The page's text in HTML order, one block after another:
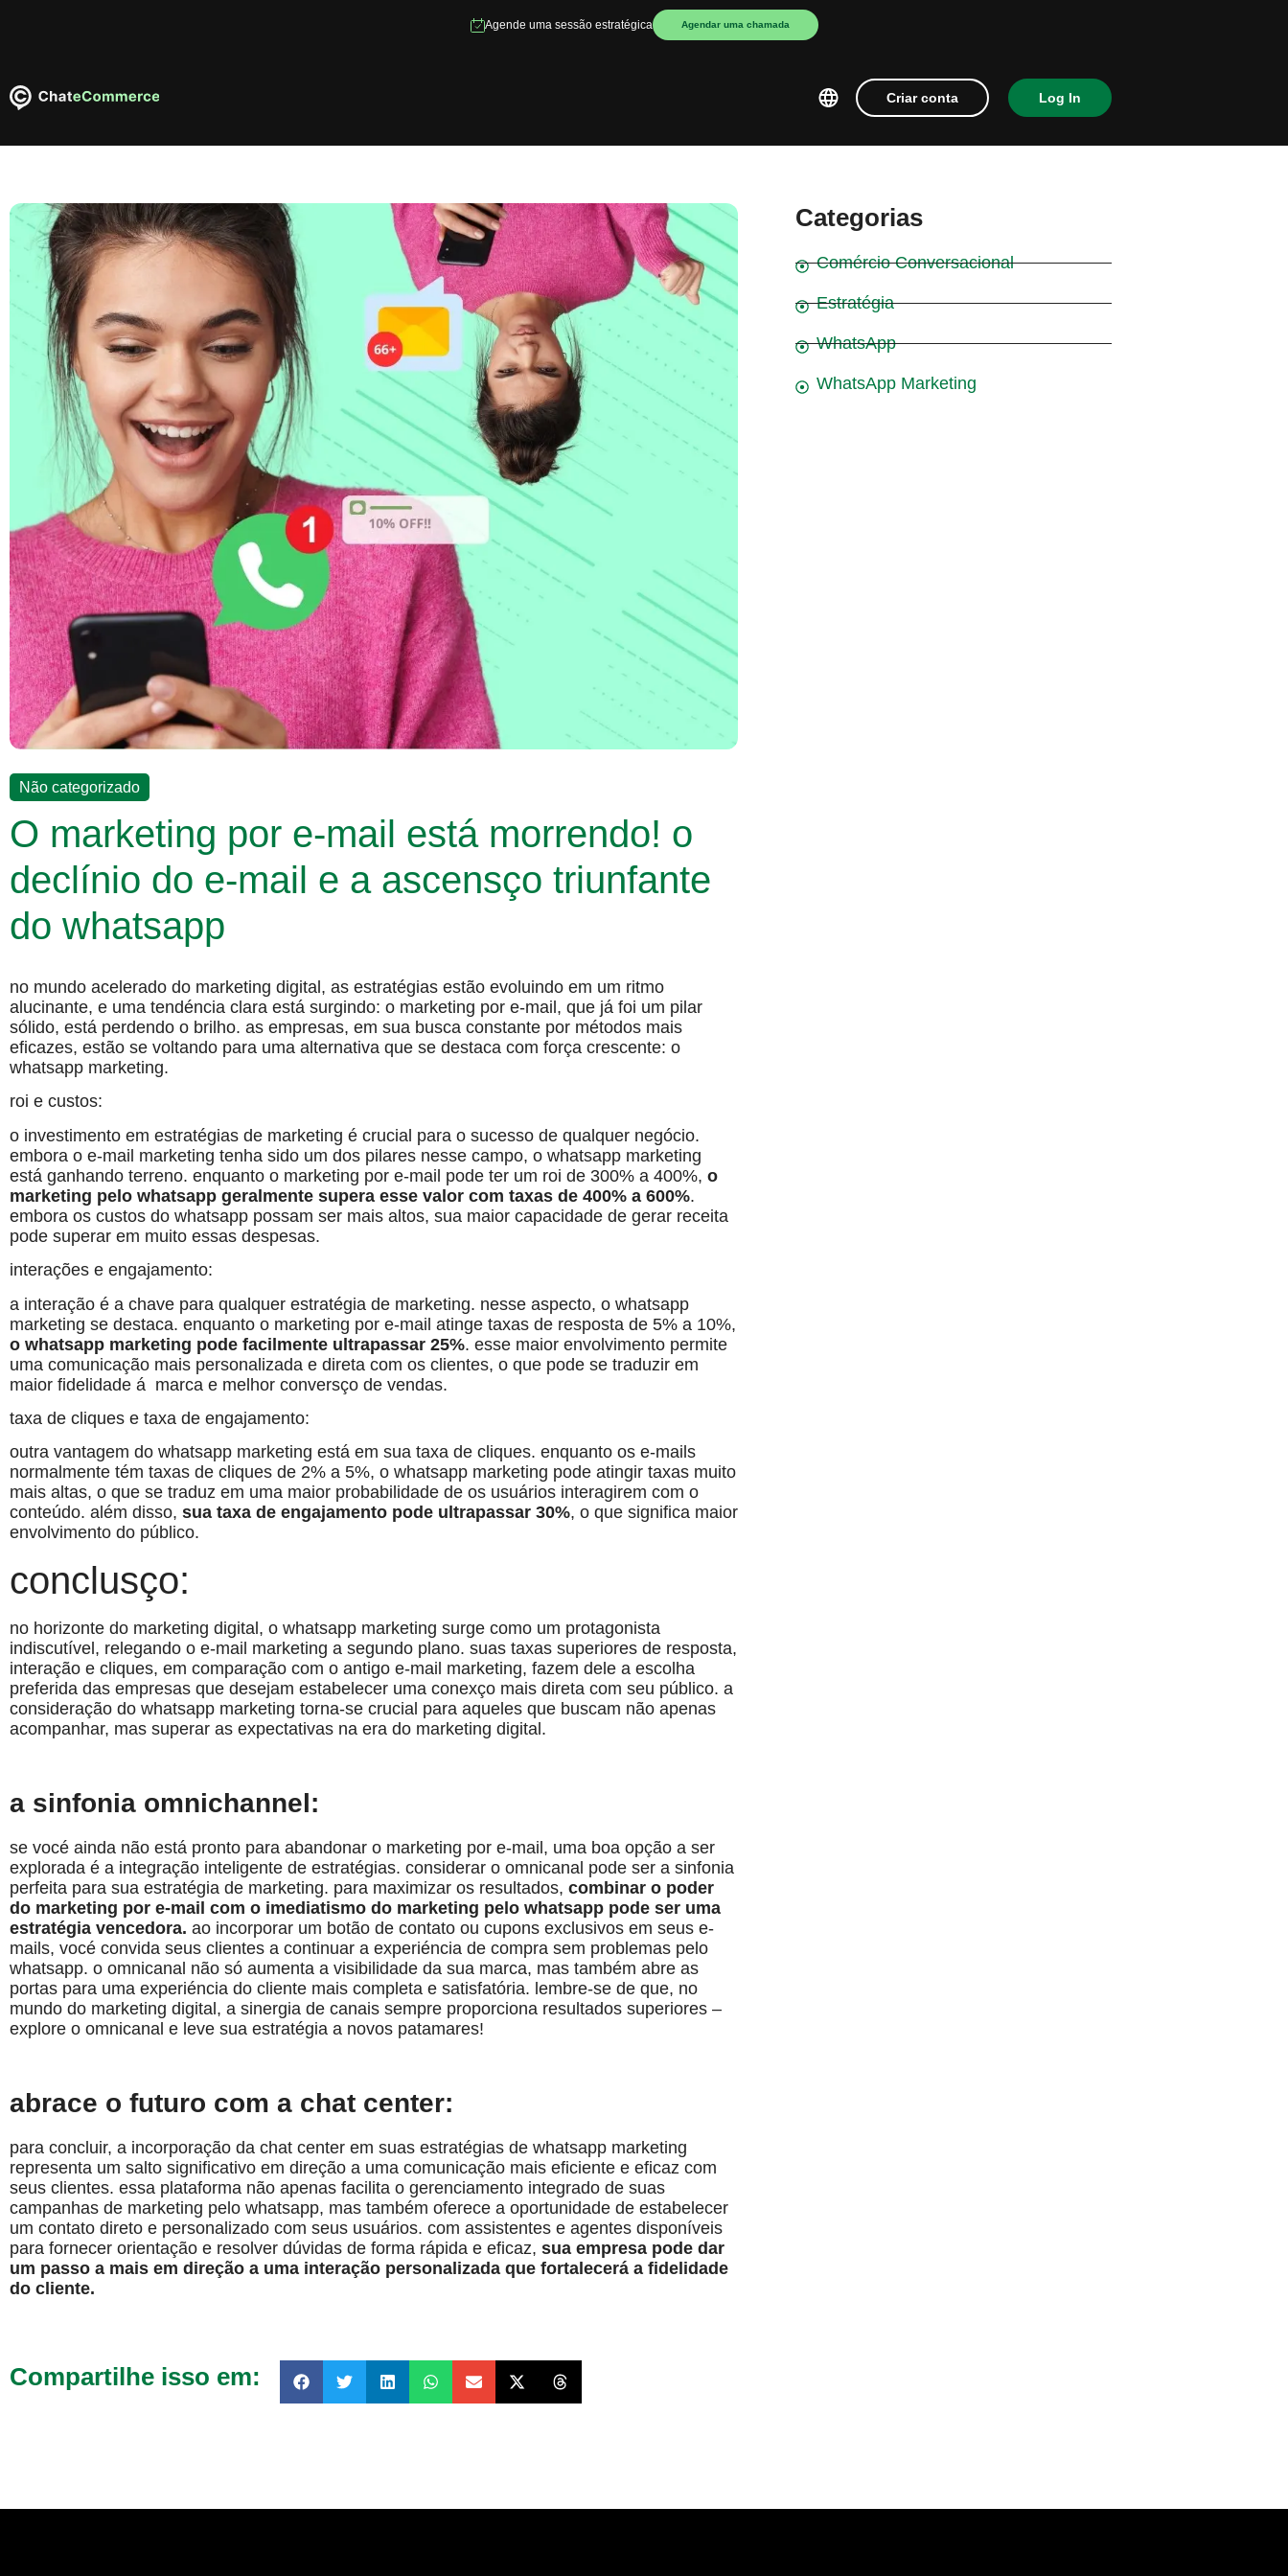
Agende uma sessão estratégica Agendar uma chamada
Criar conta Log In
Não categorizado
O marketing por e-mail está morrendo! o
declínio do e-mail e a ascensço triunfante
do whatsapp
no mundo acelerado do marketing digital, as estratégias estão evoluindo em um ritmo
alucinante, e uma tendéncia clara está surgindo: o marketing por e-mail, que já foi um pilar
sólido, está perdendo o brilho. as empresas, em sua busca constante por métodos mais
eficazes, estão se voltando para uma alternativa que se destaca com força crescente: o
whatsapp marketing.
roi e custos:
o investimento em estratégias de marketing é crucial para o sucesso de qualquer negócio.
embora o e-mail marketing tenha sido um dos pilares nesse campo, o whatsapp marketing
está ganhando terreno. enquanto o marketing por e-mail pode ter um roi de 300% a 400%, o
marketing pelo whatsapp geralmente supera esse valor com taxas de 400% a 600%.
embora os custos do whatsapp possam ser mais altos, sua maior capacidade de gerar receita
pode superar em muito essas despesas.
interações e engajamento:
a interação é a chave para qualquer estratégia de marketing. nesse aspecto, o whatsapp
marketing se destaca. enquanto o marketing por e-mail atinge taxas de resposta de 5% a 10%,
o whatsapp marketing pode facilmente ultrapassar 25%. esse maior envolvimento permite
uma comunicação mais personalizada e direta com os clientes, o que pode se traduzir em
maior fidelidade á marca e melhor conversço de vendas.
taxa de cliques e taxa de engajamento:
outra vantagem do whatsapp marketing está em sua taxa de cliques. enquanto os e-mails
normalmente tém taxas de cliques de 2% a 5%, o whatsapp marketing pode atingir taxas muito
mais altas, o que se traduz em uma maior probabilidade de os usuários interagirem com o
conteúdo. além disso, sua taxa de engajamento pode ultrapassar 30%, o que significa maior
envolvimento do público.
conclusço:
no horizonte do marketing digital, o whatsapp marketing surge como um protagonista
indiscutível, relegando o e-mail marketing a segundo plano. suas taxas superiores de resposta,
interação e cliques, em comparação com o antigo e-mail marketing, fazem dele a escolha
preferida das empresas que desejam estabelecer uma conexço mais direta com seu público. a
consideração do whatsapp marketing torna-se crucial para aqueles que buscam não apenas
acompanhar, mas superar as expectativas na era do marketing digital.
a sinfonia omnichannel:
se vocé ainda não está pronto para abandonar o marketing por e-mail, uma boa opção a ser
explorada é a integração inteligente de estratégias. considerar o omnicanal pode ser a sinfonia
perfeita para sua estratégia de marketing. para maximizar os resultados, combinar o poder
do marketing por e-mail com o imediatismo do marketing pelo whatsapp pode ser uma
estratégia vencedora. ao incorporar um botão de contato ou cupons exclusivos em seus e-
mails, vocé convida seus clientes a continuar a experiéncia de compra sem problemas pelo
whatsapp. o omnicanal não só aumenta a visibilidade da sua marca, mas também abre as
portas para uma experiéncia do cliente mais completa e satisfatória. lembre-se de que, no
mundo do marketing digital, a sinergia de canais sempre proporciona resultados superiores –
explore o omnicanal e leve sua estratégia a novos patamares!
abrace o futuro com a chat center:
para concluir, a incorporação da chat center em suas estratégias de whatsapp marketing
representa um salto significativo em direção a uma comunicação mais eficiente e eficaz com
seus clientes. essa plataforma não apenas facilita o gerenciamento integrado de suas
campanhas de marketing pelo whatsapp, mas também oferece a oportunidade de estabelecer
um contato direto e personalizado com seus usuários. com assistentes e agentes disponíveis
para fornecer orientação e resolver dúvidas de forma rápida e eficaz, sua empresa pode dar
um passo a mais em direção a uma interação personalizada que fortalecerá a fidelidade
do cliente.
Compartilhe isso em:
Categorias
Comércio Conversacional
Estratégia
WhatsApp
WhatsApp Marketing